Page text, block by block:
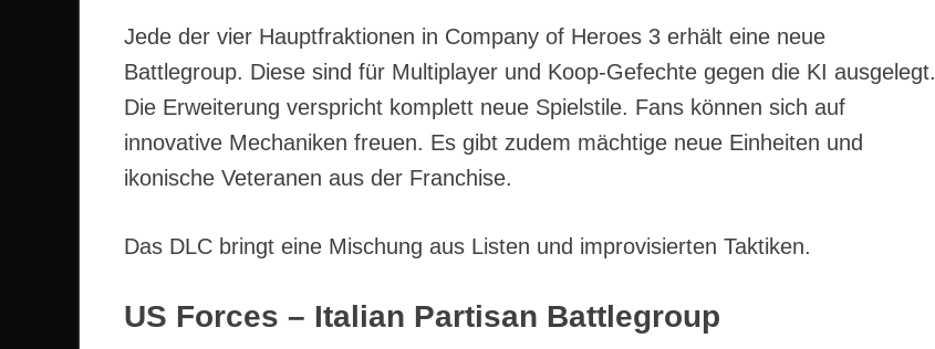
Jede der vier Hauptfraktionen in Company of Heroes 3 erhält eine neue
Battlegroup. Diese sind für Multiplayer und Koop-Gefechte gegen die KI ausgelegt.
Die Erweiterung verspricht komplett neue Spielstile. Fans können sich auf
innovative Mechaniken freuen. Es gibt zudem mächtige neue Einheiten und
ikonische Veteranen aus der Franchise.
Das DLC bringt eine Mischung aus Listen und improvisierten Taktiken.
US Forces – Italian Partisan Battlegroup